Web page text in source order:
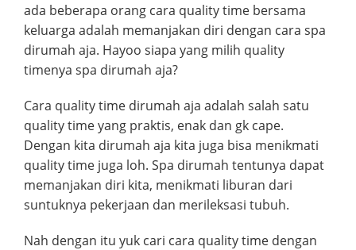
ada beberapa orang cara quality time bersama
keluarga adalah memanjakan diri dengan cara spa
dirumah aja. Hayoo siapa yang milih quality
timenya spa dirumah aja?
Cara quality time dirumah aja adalah salah satu
quality time yang praktis, enak dan gk cape.
Dengan kita dirumah aja kita juga bisa menikmati
quality time juga loh. Spa dirumah tentunya dapat
memanjakan diri kita, menikmati liburan dari
suntuknya pekerjaan dan merileksasi tubuh.
Nah dengan itu yuk cari cara quality time dengan